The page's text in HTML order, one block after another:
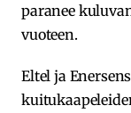
paranee
vuoteen.
Eltel ja